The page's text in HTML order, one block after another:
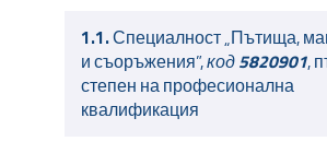
КОНТАКТИ
ENGLISH
1.1.Специалност „Пътища,
и съоръжения”,код5820901,
степен на професионална
квалификация